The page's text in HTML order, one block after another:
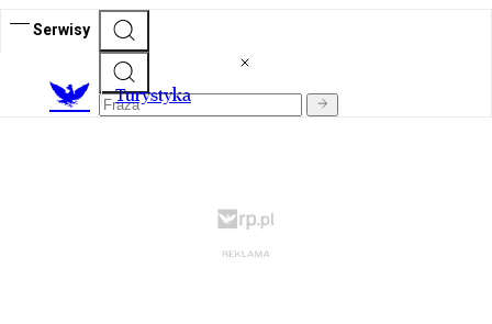
Serwisy
Turystyka